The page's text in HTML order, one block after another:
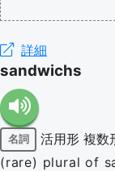
詳細
sandwichs
名詞 活用形 複数
(rare) plural of